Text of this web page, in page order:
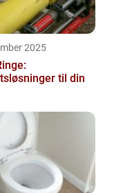
2025
til din